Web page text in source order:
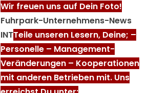
Wir freuen uns auf Dein Foto!
Fuhrpark-Unternehmens-News
INTTeile unseren Lesern, Deine; –
Personelle – Management-
Veränderungen – Kooperationen
mit anderen Betrieben mit. Uns